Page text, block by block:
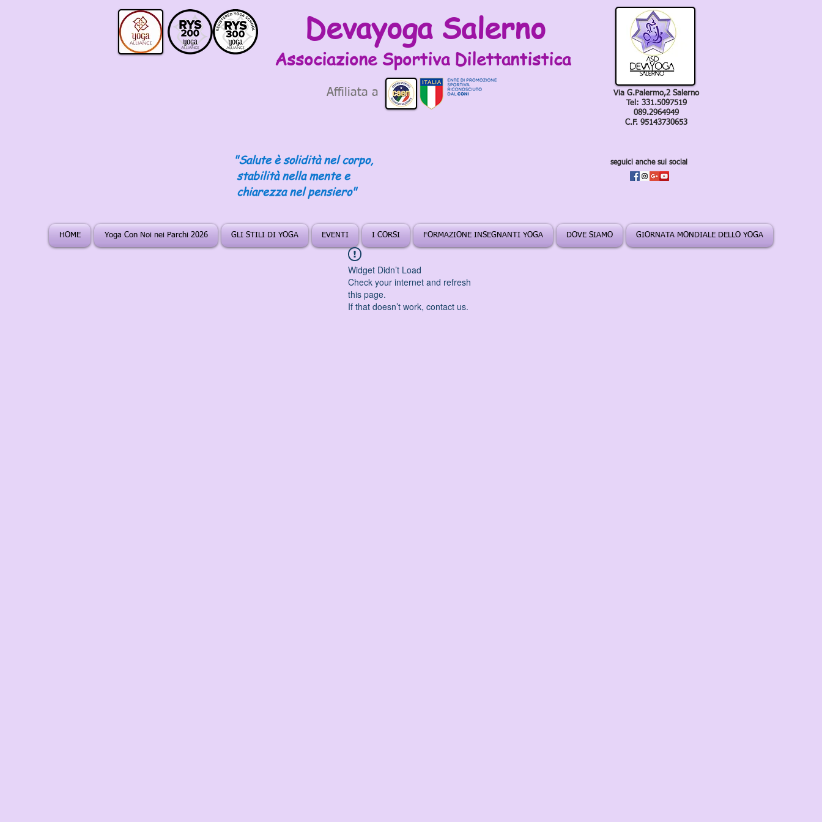
Devayoga Salerno
Associazione Sportiva Dilettantistica
Affiliata a
"Salute è solidità nel corpo,
stabilità nella mente e
chiarezza nel pensiero"
Via G.Palermo,2 Salerno
Tel: 331.5097519
089.2964949
C.F. 95143730653
seguici anche sui social
HOME Yoga Con Noi nei Parchi 2026 GLI STILI DI YOGA EVENTI I CORSI FORMAZIONE INSEGNANTI YOGA DOVE SIAMO GIORNATA MONDIALE DELLO YOGA
Widget Didn’t Load
Check your internet and refresh
this page.
If that doesn’t work, contact us.